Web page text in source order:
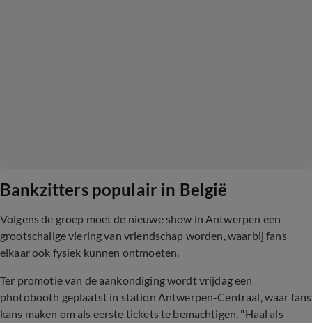
Bankzitters populair in België
Volgens de groep moet de nieuwe show in Antwerpen een
grootschalige viering van vriendschap worden, waarbij fans
elkaar ook fysiek kunnen ontmoeten.
Ter promotie van de aankondiging wordt vrijdag een
photobooth geplaatst in station Antwerpen-Centraal, waar fans
kans maken om als eerste tickets te bemachtigen. "Haal als